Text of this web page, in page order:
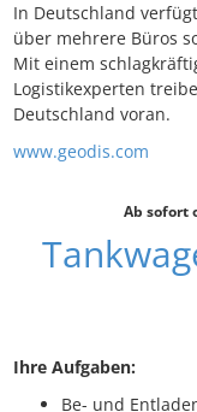
In Deutschland
über mehrere Büros
Mit einem
Logistikexperten
Deutschland voran.
www.geodis.com
Ab sofort
Ihre Aufgaben:
Be- und